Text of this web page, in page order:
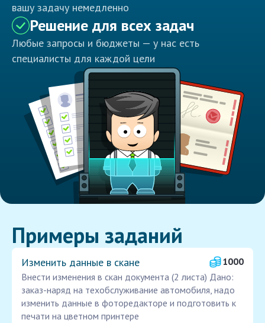
вашу задачу немедленно
Решение для всех задач
Любые запросы и бюджеты — у нас есть
специалисты для каждой цели
Примеры заданий
Изменить данные в скане
1000
Внести изменения в скан документа (2 листа) Дано:
заказ-наряд на техобслуживание автомобиля, надо
изменить данные в фоторедакторе и подготовить к
печати на цветном принтере